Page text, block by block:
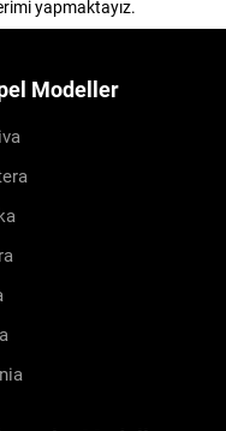
yapmaktayız.
Modeller